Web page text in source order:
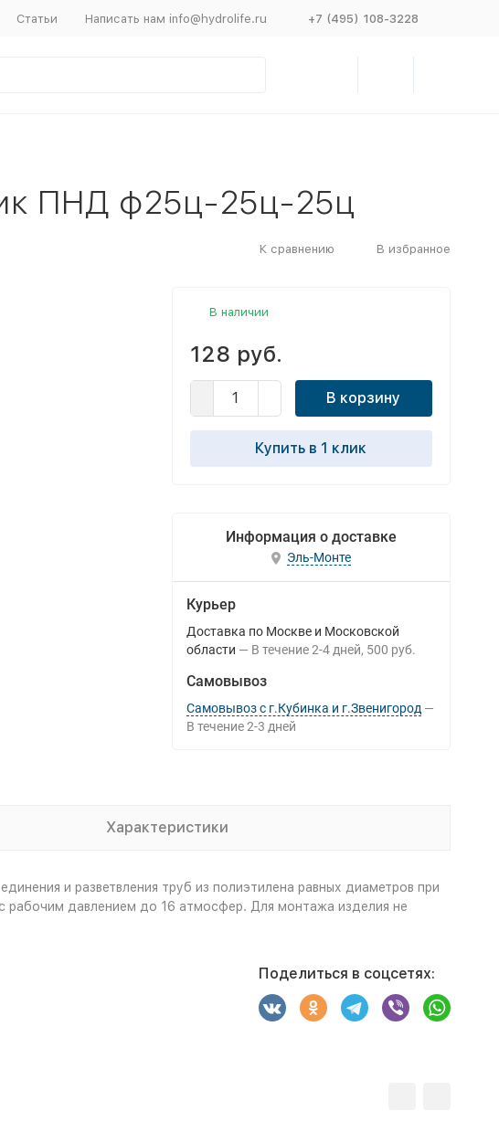
Статьи Написать нам info@hydrolife.ru +7 (495) 108-3228
ПНД ф25ц-25ц-25ц
К сравнению В избранное
В наличии
128 руб.
В корзину
Купить в 1 клик
Информация о доставке
Эль-Монте
Курьер
Доставка по Москве и Московской
области
В течение 2-4 дней 500 руб.
Самовывоз
Самовывоз с г.Кубинка и г.Звенигород
В течение 2-3 дней
Характеристики
и разветвления труб из полиэтилена равных диаметров при
рабочим давлением до 16 атмосфер. Для монтажа изделия не
Поделиться в соцсетях: